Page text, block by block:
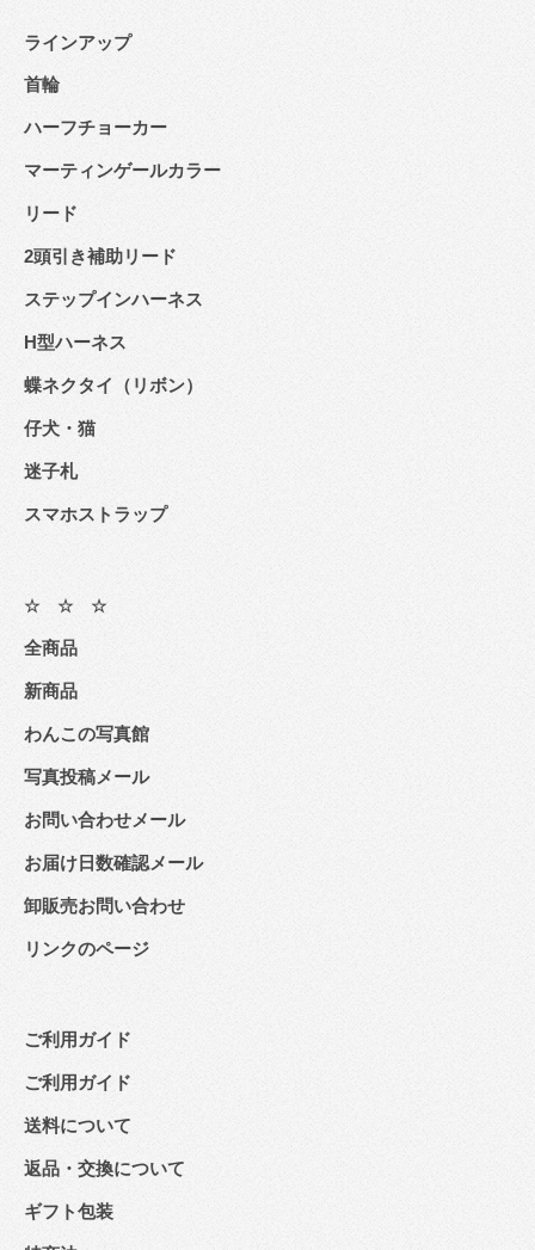
ラインアップ
首輪
ハーフチョーカー
マーティンゲールカラー
リード
2頭引き補助リード
ステップインハーネス
H型ハーネス
蝶ネクタイ（リボン）
仔犬・猫
迷子札
スマホストラップ
☆ ☆ ☆
全商品
新商品
わんこの写真館
写真投稿メール
お問い合わせメール
お届け日数確認メール
卸販売お問い合わせ
リンクのページ
ご利用ガイド
ご利用ガイド
送料について
返品・交換について
ギフト包装